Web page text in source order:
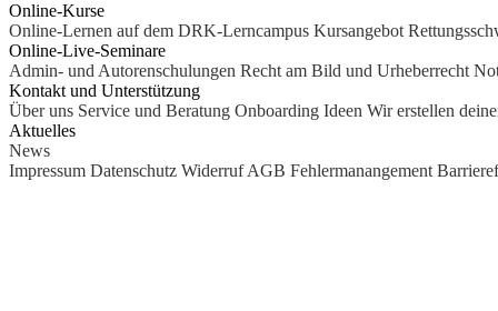
Online-Kurse
Online-Lernen auf dem DRK-Lerncampus Kursangebot
Online-Live-Seminare
Admin- und Autorenschulungen Recht am Bild und Urheberrecht
Kontakt und Unterstützung
Über uns Service und Beratung Onboarding Ideen Wir erstellen
Aktuelles
News
Impressum Datenschutz Widerruf AGB Fehlermanangement